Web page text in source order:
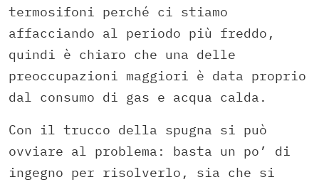
termosifoni perché ci stiamo
affacciando al periodo più freddo,
quindi è chiaro che una delle
preoccupazioni maggiori è data proprio
dal consumo di gas e acqua calda.
Con il trucco della spugna si può
ovviare al problema: basta un po’ di
ingegno per risolverlo, sia che si